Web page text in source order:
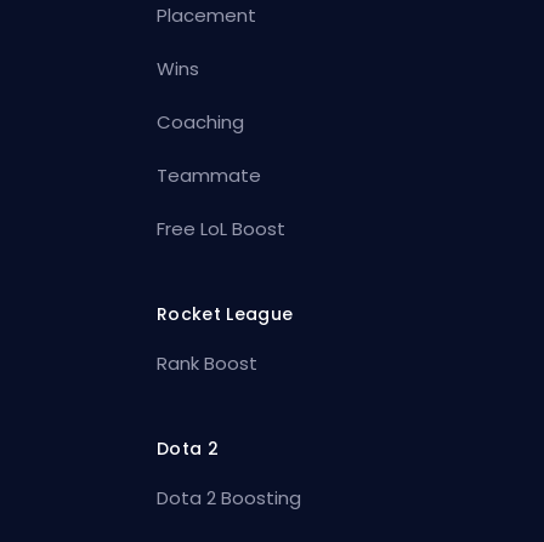
Placement
Wins
Coaching
Teammate
Free LoL Boost
Rocket League
Rank Boost
Dota 2
Dota 2 Boosting